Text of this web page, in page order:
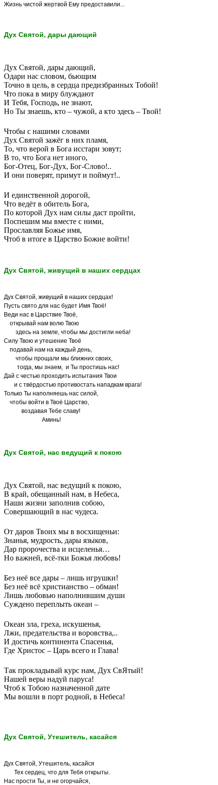
Жизнь чистой жертвой Ему предоставили...
Дух Святой, дары дающий
Дух Святой, дары дающий,
Одари нас словом, бьющим
Точно в цель, в сердца предизбранных Тобой!
Что пока в миру блуждают
И Тебя, Господь, не знают,
Но Ты знаешь, кто – чужой, а кто здесь – Твой!
Чтобы с нашими словами
Дух Святой зажёг в них пламя,
То, что верой в Бога исстари зовут;
В то, что Бога нет иного,
Бог-Отец, Бог-Дух, Бог-Слово!..
И они поверят, примут и поймут!..
И единственной дорогой,
Что ведёт в обитель Бога,
По которой Дух нам силы даст пройти,
Поспешим мы вместе с ними,
Прославляя Божье имя,
Чтоб в итоге в Царство Божие войти!
Дух Святой, живущий в наших сердцах
Дух Святой, живущий в наших сердцах!
Пусть свято для нас будет Имя Твоё!
Веди нас в Царствие Твоё,
открывай нам волю Твою
здесь на земле, чтобы мы достигли неба!
Силу Твою и утешение Твоё
подавай нам на каждый день,
чтобы прощали мы ближних своих,
тогда, мы знаем, и Ты простишь нас!
Дай с честью проходить испытания Твои
и с твёрдостью противостать нападкам врага!
Только Ты наполняешь нас силой,
чтобы войти в Твоё Царство,
воздавая Тебе славу!
Аминь!
Дух Святой, нас ведущий к покою
Дух Святой, нас ведущий к покою,
В край, обещанный нам, в Небеса,
Наши жизни заполнив собою,
Совершающий в нас чудеса.
От даров Твоих мы в восхищеньи:
Знанья, мудрость, дары языков,
Дар пророчества и исцеленья…
Но важней, всё-тки Божья любовь!
Без неё все дары – лишь игрушки!
Без неё всё христианство – обман!
Лишь любовью наполнившим души
Суждено переплыть океан –
Океан зла, греха, искушенья,
Лжи, предательства и воровства,..
И достичь континента Спасенья,
Где Христос – Царь всего и Глава!
Так прокладывай курс нам, Дух СвЯтый!
Нашей веры надуй паруса!
Чтоб к Тобою назначенной дате
Мы вошли в порт родной, в Небеса!
Дух Святой, Утешитель, касайся
Дух Святой, Утешитель, касайся
Тех сердец, что для Тебя открыты.
Нас прости Ты, и не огорчайся,